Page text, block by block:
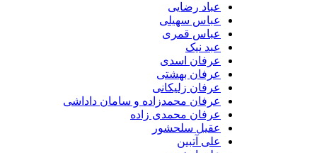
عباد رضایی
عباس سهیلی
عباس قمری
عبد نیک
عرفان اسدی
عرفان بهشتی
عرفان زلیکانی
عرفان محمدزاده و سامان داداشی
عرفان محمدی زاده
عقیل سلحشور
علی آتبین